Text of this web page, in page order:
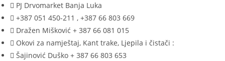
PJ Drvomarket Banja Luka
+387 051 450-211 , +387 66 803 669
Dražen Mišković + 387 66 081 015
Okovi za namještaj, Kant trake, Ljepila i čistači :
Šajinović Duško + 387 66 803 653